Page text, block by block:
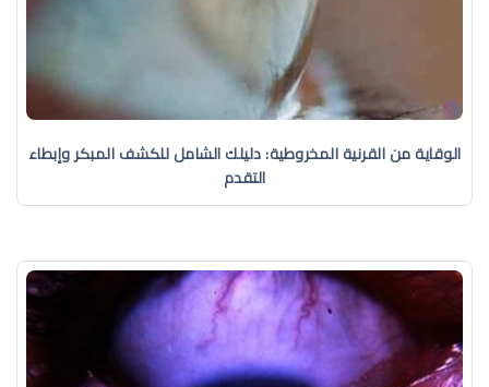
الوقاية من القرنية المخروطية: دليلك الشامل للكشف المبكر وإبطاء
التقدم